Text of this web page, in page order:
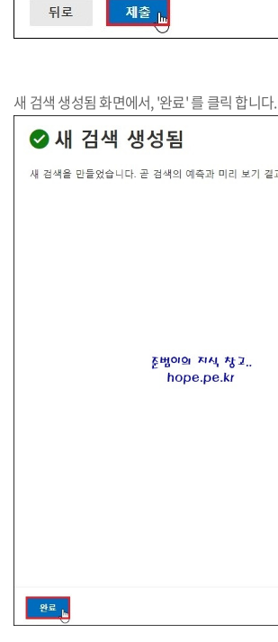
새 검색 생성됨 화면에서, '완료' 를 클릭 합니다.